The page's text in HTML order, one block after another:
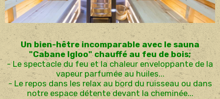
Un bien-hêtre incomparable avec le sauna
"Cabane Igloo" chauffé au feu de bois;
- Le spectacle du feu et la chaleur enveloppante de la
vapeur parfumée au huiles...
- Le repos dans les relax au bord du ruisseau ou dans
notre espace détente devant la cheminée...